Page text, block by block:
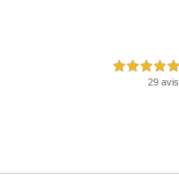
5,0 étoiles sur 5
29 avis